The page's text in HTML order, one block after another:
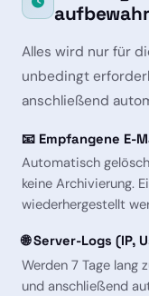
Alles wird nur für
unbedingt
anschließend
📧 Empfangene E-
Automatisch
keine Archivierung.
wiederhergestellt
🌐 Server-Logs (IP,
Werden 7 Tage lang
und anschließend